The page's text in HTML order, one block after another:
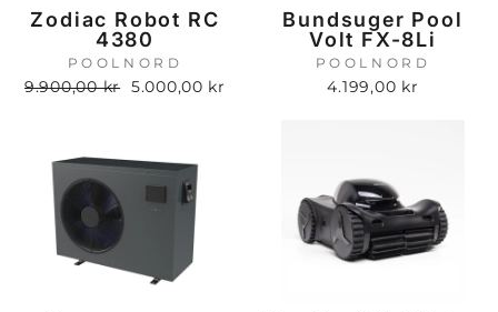
Zodiac Robot RC
4380
POOLNORD
Normalpris
9.900,00 kr Udsalgspris
5.000,00 kr
Bundsuger Pool
Volt FX-8Li
POOLNORD
4.199,00 kr